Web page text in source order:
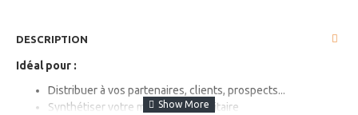
DESCRIPTION
Idéal pour :
Distribuer à vos partenaires, clients, prospects...
Synthétiser votre message publicitaire